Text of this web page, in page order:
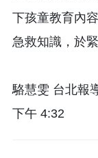
下孩童教育內
急救知識，於
駱慧雯 台北報
下午 4:32